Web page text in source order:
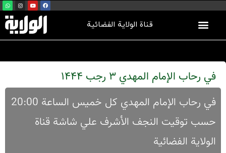
قناة الولاية الفضائية
في رحاب الإمام المهدي 3 رجب 1444
في رحاب الإمام المهدي كل خميس الساعة 20:00
حسب توقيت النجف الأشرف علي شاشة قناة
الولاية الفضائية